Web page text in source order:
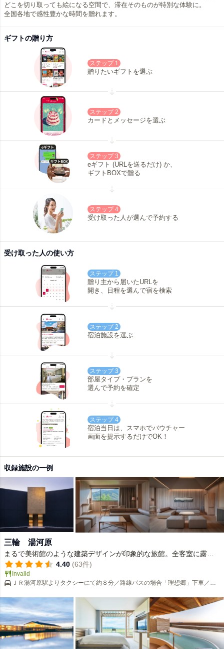
どこを切り取っても絵になる空間で、滞在そのものが特別な体験に。
全国各地で感性豊かな時間を贈れます。
ギフトの贈り方
ステップ 1
贈りたいギフトを選ぶ
ステップ 2
カードとメッセージを選ぶ
ステップ 3
eギフト (URLを送るだけ) か、
ギフトBOXで贈る
ステップ 4
受け取った人が選んで予約する
受け取った人の使い方
ステップ 1
贈り主から届いたURLを
開き、日程を選んで宿を検索
ステップ 2
宿泊施設を選ぶ
ステップ 3
部屋タイプ・プランを
選んで予約を確定
ステップ 4
宿泊当日は、スマホでバウチャー
画面を提示するだけでOK！
収録施設の一例
三輪 湯河原
まるで美術館のような建築デザインが印象的な旅館。全客室に露天
風呂。和とイタリアンの創作コース。
4.40 (63件)
Invalid
ＪＲ湯河原駅よりタクシーにて約８分／路線バスの場合「理想郷」下車／お